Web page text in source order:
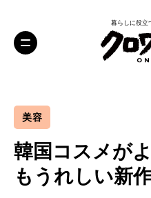
暮らしに役立
美容
韓国コスメが
もうれしい新